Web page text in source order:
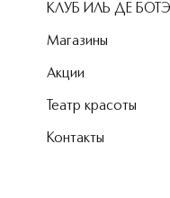
КЛУБ ИЛЬ ДЕ БОТЭ
Магазины
Акции
Театр красоты
Контакты